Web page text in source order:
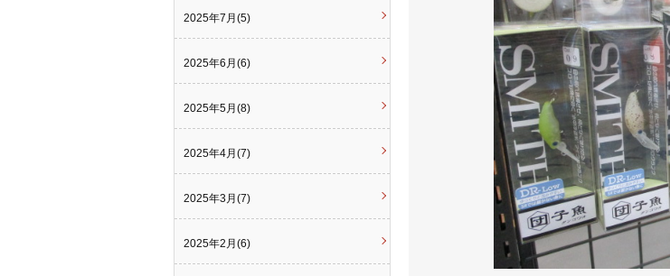
2025年7月(5)
2025年6月(6)
2025年5月(8)
2025年4月(7)
2025年3月(7)
2025年2月(6)